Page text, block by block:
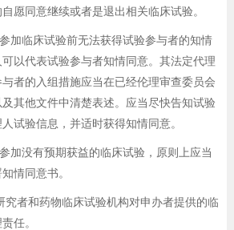
愿同意继续或者是退出相关临床试验。
临床试验前无法获得试验参与者的知情
以代表试验参与者知情同意。其法定代理
者的入组措施应当在已经伦理审查委员会
其他文件中清楚表述。应当尽快告知试验
试验信息，并适时获得知情同意。
没有预期获益的临床试验，原则上应当
情同意书。
者和药物临床试验机构对申办者提供的临
任。